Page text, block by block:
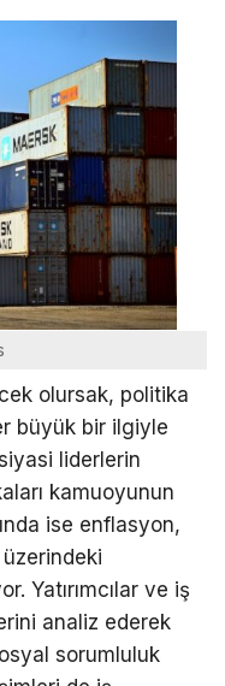
olursak, politika
büyük bir ilgiyle
liderlerin
kamuoyunun
ise enflasyon,
Yatırımcılar ve iş
analiz ederek
sorumluluk